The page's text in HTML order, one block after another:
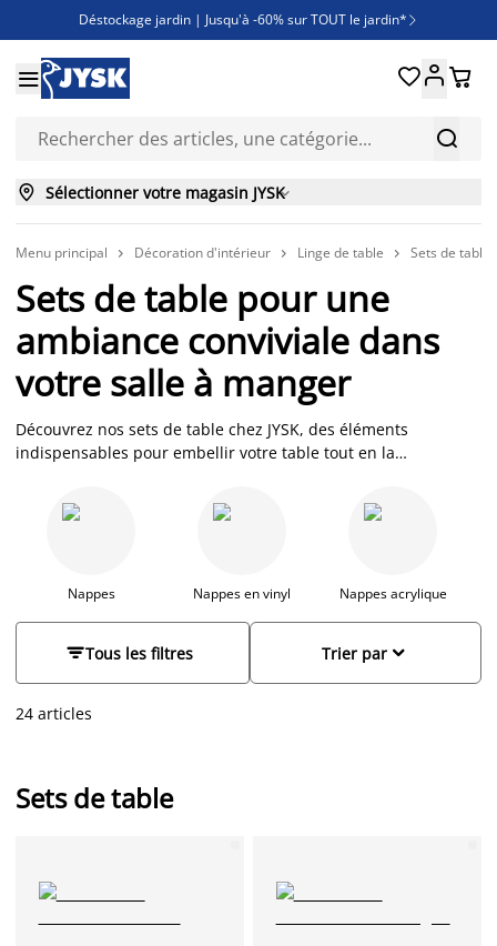
Déstockage jardin | Jusqu'à -60% sur TOUT le jardin* 
Jusqu'à -50% sur une sélection literie
Découvrez les nouveautés de la collection


 
 Sélectionner votre magasin JYSK
Menu principal  Décoration d'intérieur  Linge de table  Sets de table
Sets de table pour une
ambiance conviviale dans
votre salle à manger
Découvrez nos sets de table chez JYSK, des éléments
indispensables pour embellir votre table tout en la
accessoires de table; ils sont à la fois pratiques et
esthétiques. Utilisés pour protéger votre table des tâches de
repas en famille ou un dîner entre amis, les sets de table sont
Nappes Nappes en vinyl Nappes acrylique
Tous les filtres 
Trier par
24 articles
Sets de table